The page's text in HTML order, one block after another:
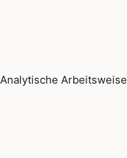
Analytische Arbeitsweise